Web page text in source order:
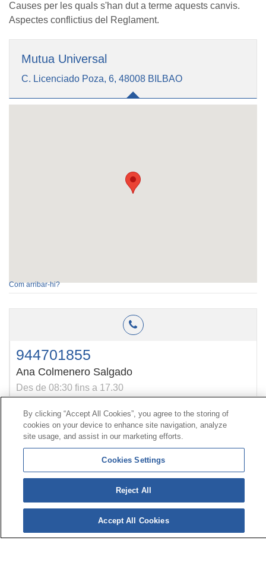
Causes per les quals s'han dut a terme aquests canvis.
Aspectes conflictius del Reglament.
Mutua Universal
C. Licenciado Poza, 6, 48008 BILBAO
Com arribar-hi?
944701855
Ana Colmenero Salgado
Des de 08:30 fins a 17.30
Contacte |Perfil del contractant|Reclamacions
Línia Universal 900 203 203
Zona Privada Comissió de
Prestacions Especials|Zona Privada Proveïdor Sanitari
© Mutua Universal 2026| Mapa del web
Política de Protecció de Dades | Política de cookies
Segueix-nos a:
By clicking “Accept All Cookies”, you agree to the storing of
cookies on your device to enhance site navigation, analyze
site usage, and assist in our marketing efforts.
Cookies Settings
Reject All
Accept All Cookies